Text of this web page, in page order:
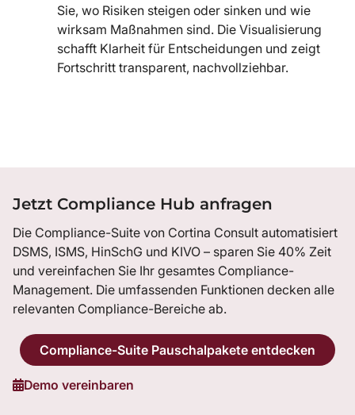
Sie, wo Risiken steigen oder sinken und wie
wirksam Maßnahmen sind. Die Visualisierung
schafft Klarheit für Entscheidungen und zeigt
Fortschritt transparent, nachvollziehbar.
Jetzt Compliance Hub anfragen
Die Compliance-Suite von Cortina Consult automatisiert
DSMS, ISMS, HinSchG und KIVO – sparen Sie 40% Zeit
und vereinfachen Sie Ihr gesamtes Compliance-
Management. Die umfassenden Funktionen decken alle
relevanten Compliance-Bereiche ab.
Compliance-Suite Pauschalpakete entdecken
Demo vereinbaren